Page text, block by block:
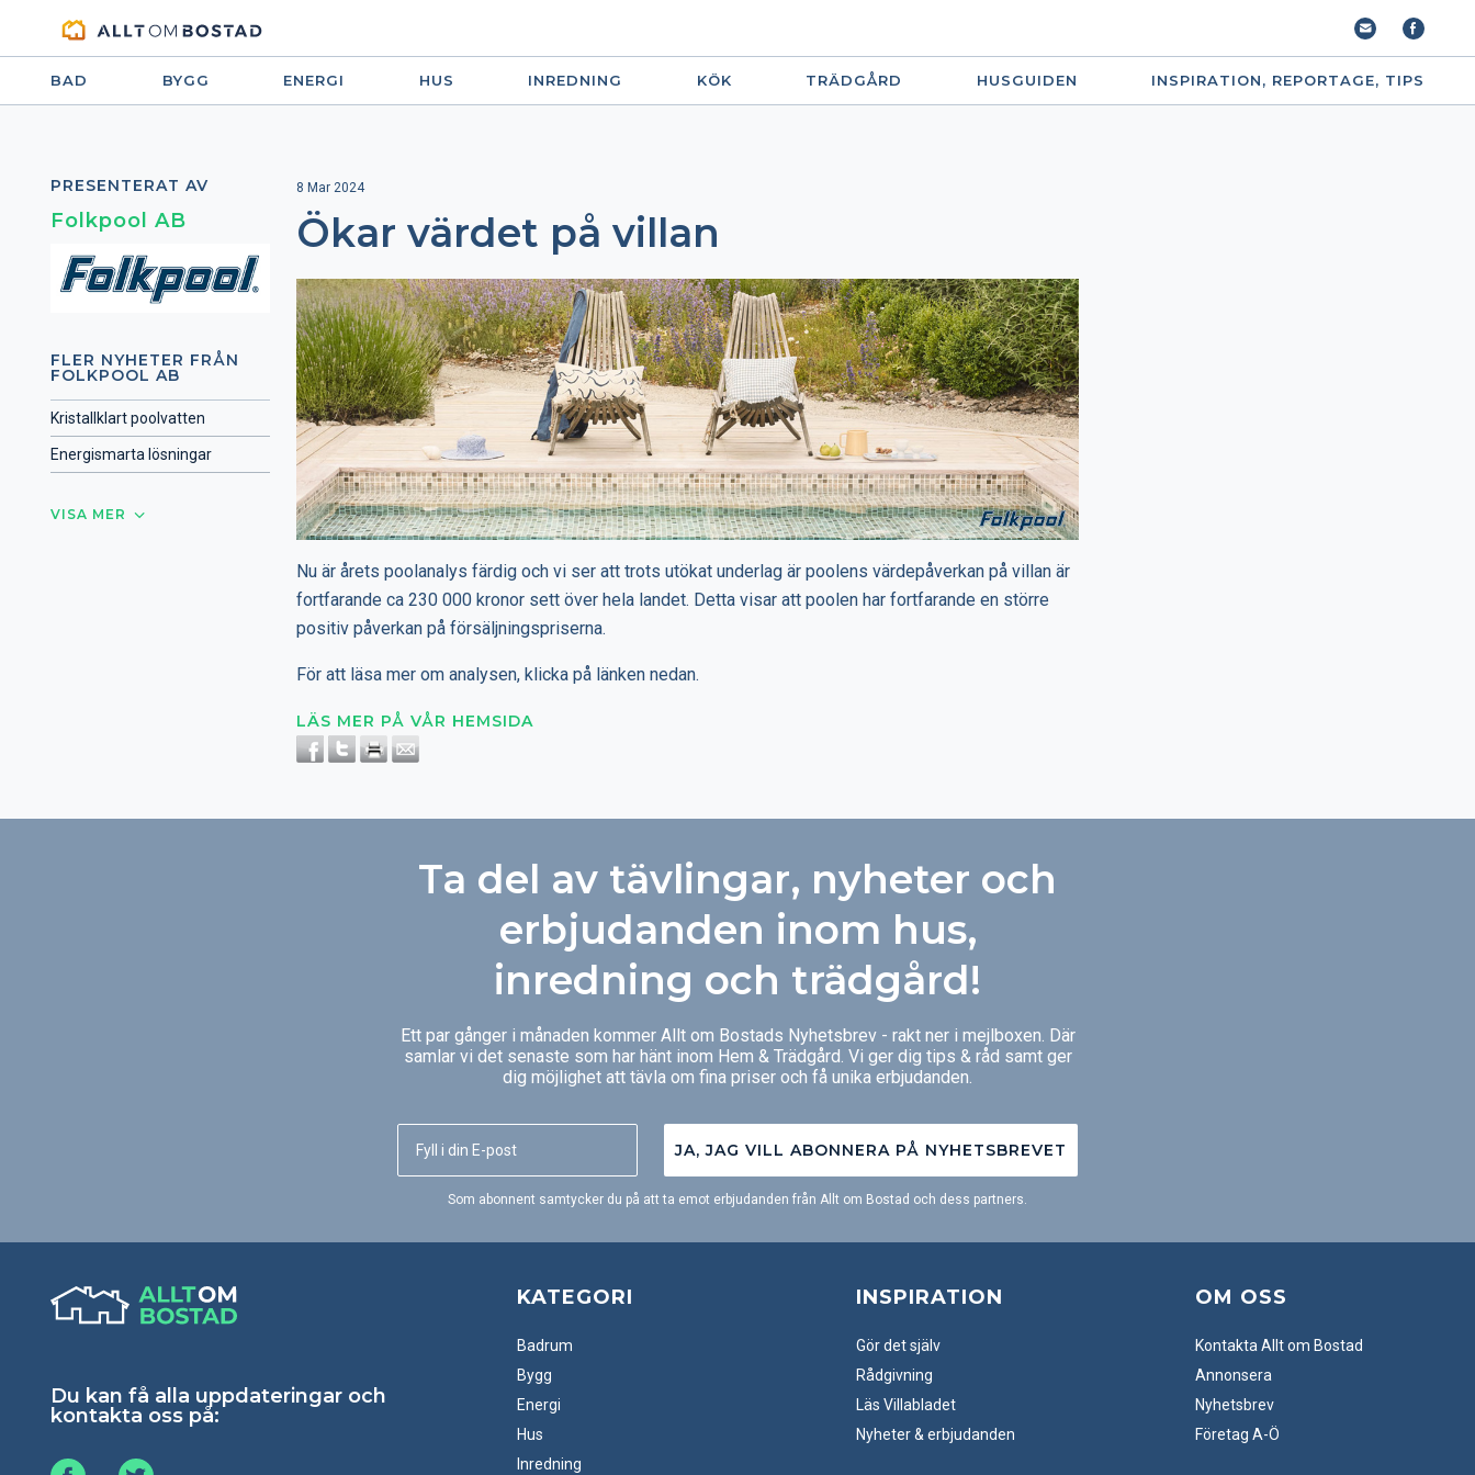
BAD BYGG ENERGI HUS INREDNING KÖK TRÄDGÅRD HUSGUIDEN INSPIRATION, REPORTAGE, TIPS
8 Mar 2024
Ökar värdet på villan
Nu är årets poolanalys färdig och vi ser att trots utökat underlag är poolens värdepåverkan på villan är
fortfarande ca 230 000 kronor sett över hela landet. Detta visar att poolen har fortfarande en större
positiv påverkan på försäljningspriserna.
För att läsa mer om analysen, klicka på länken nedan.
LÄS MER PÅ VÅR HEMSIDA
PRESENTERAT AV
Folkpool AB
FLER NYHETER FRÅN
FOLKPOOL AB
Kristallklart poolvatten
Energismarta lösningar
VISA MER
Ta del av tävlingar, nyheter och
erbjudanden inom hus,
inredning och trädgård!
Ett par gånger i månaden kommer Allt om Bostads Nyhetsbrev - rakt ner i mejlboxen. Där
samlar vi det senaste som har hänt inom Hem & Trädgård. Vi ger dig tips & råd samt ger
dig möjlighet att tävla om fina priser och få unika erbjudanden.
JA, JAG VILL ABONNERA PÅ NYHETSBREVET
Som abonnent samtycker du på att ta emot erbjudanden från Allt om Bostad och dess partners.
Du kan få alla uppdateringar och
kontakta oss på:
KATEGORI
Badrum
Bygg
Energi
Hus
Inredning
INSPIRATION
Gör det själv
Rådgivning
Läs Villabladet
Nyheter & erbjudanden
OM OSS
Kontakta Allt om Bostad
Annonsera
Nyhetsbrev
Företag A-Ö